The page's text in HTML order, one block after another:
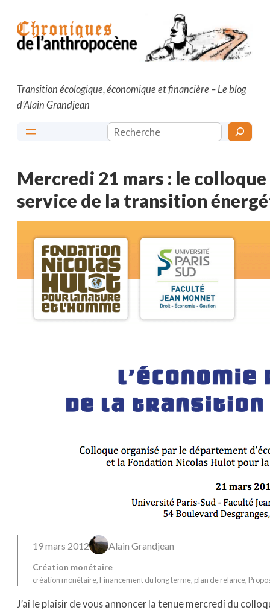
contenu
Transition écologique, économique et financière – Le blog
d’Alain Grandjean
Rechercher
Mercredi 21 mars : le colloque
service de la transition
19 mars 2012 Alain Grandjean
Création monétaire
création monétaire, Financement du long terme, plan de relance,
J’ai le plaisir de vous annoncer la tenue mercredi du